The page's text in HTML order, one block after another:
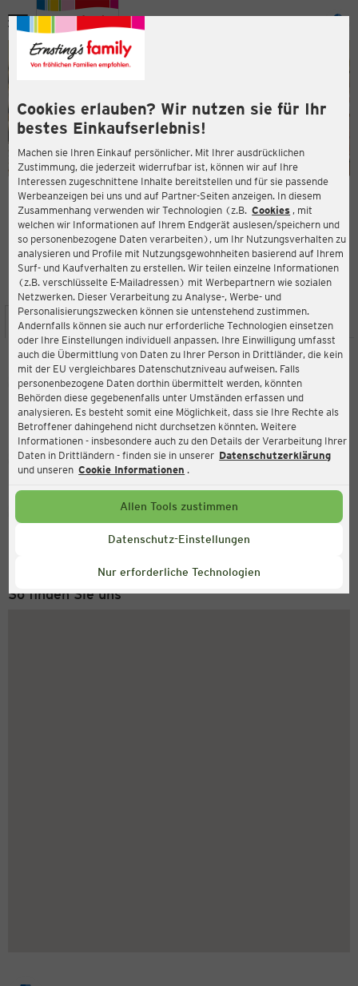
Cookies erlauben? Wir nutzen sie für Ihr
bestes Einkaufserlebnis!
Machen sie Ihren Einkauf persönlicher. Mit Ihrer ausdrücklichen
Zustimmung, die jederzeit widerrufbar ist, können wir auf Ihre
Interessen zugeschnittene Inhalte bereitstellen und für sie passende
Werbeanzeigen bei uns und auf Partner-Seiten anzeigen. In diesem
Zusammenhang verwenden wir Technologien (z.B. Cookies , mit
welchen wir Informationen auf Ihrem Endgerät auslesen/speichern und
so personenbezogene Daten verarbeiten), um Ihr Nutzungsverhalten zu
analysieren und Profile mit Nutzungsgewohnheiten basierend auf Ihrem
Surf- und Kaufverhalten zu erstellen. Wir teilen einzelne Informationen
(z.B. verschlüsselte E-Mailadressen) mit Werbepartnern wie sozialen
Netzwerken. Dieser Verarbeitung zu Analyse-, Werbe- und
Personalisierungszwecken können sie untenstehend zustimmen.
Andernfalls können sie auch nur erforderliche Technologien einsetzen
oder Ihre Einstellungen individuell anpassen. Ihre Einwilligung umfasst
auch die Übermittlung von Daten zu Ihrer Person in Drittländer, die kein
mit der EU vergleichbares Datenschutzniveau aufweisen. Falls
personenbezogene Daten dorthin übermittelt werden, könnten
Behörden diese gegebenenfalls unter Umständen erfassen und
analysieren. Es besteht somit eine Möglichkeit, dass sie Ihre Rechte als
Betroffener dahingehend nicht durchsetzen könnten. Weitere
Informationen - insbesondere auch zu den Details der Verarbeitung Ihrer
Daten in Drittländern - finden sie in unserer Datenschutzerklärung
und unseren Cookie Informationen .
Allen Tools zustimmen
Datenschutz-Einstellungen
Nur erforderliche Technologien
Menü
ERNSTING'S FAMILY FILIALE
Am Steinmarkt 1
65428 Rüsselsheim am Main
3,0
Bewertung:
STANDORT SERVICES SORTIMENT AKTIONEN
Ernsting's family
Am Steinmarkt 1, 65428 Rüsselsheim am Main
Aktuell:
Geschlossen
Service Hotline
+49 (0) 2546 / 98 999 98
So finden Sie uns